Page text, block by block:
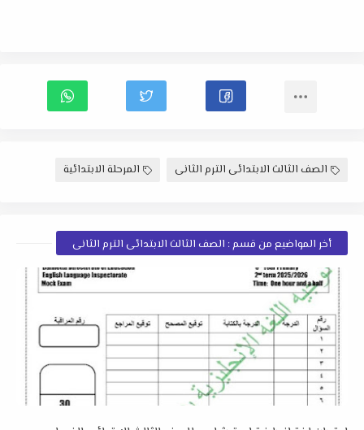
الصف الثالث الابتدائى الترم الثانى المرحلة الابتدائية
أخر المواضيع من قسم : الصف الثالث الابتدائى الترم الثانى